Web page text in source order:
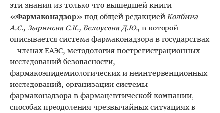
эти знания из только что вышедшей книги
«Фармаконадзор» под общей редакцией Колбина
А.С., Зырянова С.К., Белоусова Д.Ю., в которой
описывается система фармаконадзора в государствах
– членах ЕАЭС, методология пострегистрационных
исследований безопасности,
фармакоэпидемиологических и неинтервенционных
исследований, организации системы
фармаконадзора в фармацевтической компании,
способах преодоления чрезвычайных ситуациях в